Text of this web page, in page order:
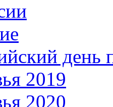
день
2019
2020